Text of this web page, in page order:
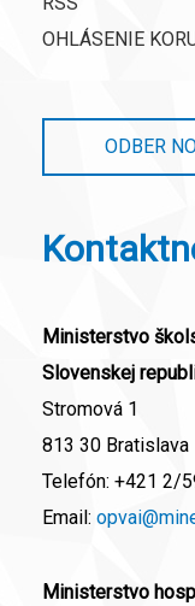
OHLÁSENIE
ODBER
Ministerstvo
Slovenskej
Stromová 1
813 30 Bratislava
Telefón: +421 2/
Email:
Ministerstvo